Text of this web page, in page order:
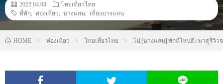
2022.04.08
ไทยเที่ยวไทย
ที่พัก
ท่องเที่ยว บางแสน เที่ยงบางแสน
HOME ท่องเที่ยว ไทยเที่ยวไทย ไป [บางแสน] พักที่ไหนดี? มาดูรีวิว